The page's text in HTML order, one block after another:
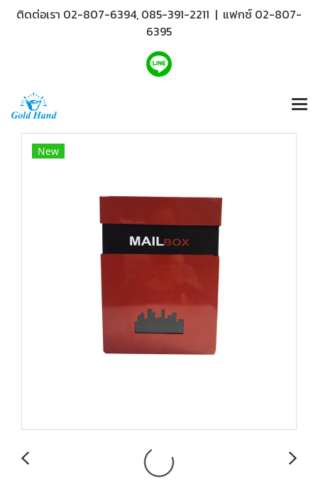
ติดต่อเรา 02-807-6394, 085-391-2211 | แฟกซ์ 02-807-
6395
New